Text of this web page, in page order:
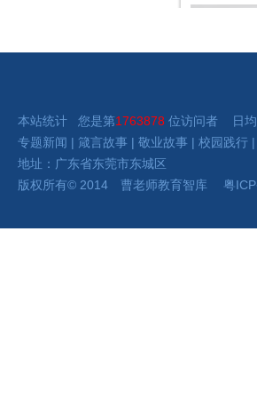
本站统计 您是第1763878 位访问者 日均
专题新闻 | 箴言故事 | 敬业故事 | 校园践行 |
地址：广东省东莞市东城区
版权所有© 2014 曹老师教育智库 粤